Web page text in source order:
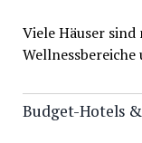
Viele Häuser
Budget-Hotels